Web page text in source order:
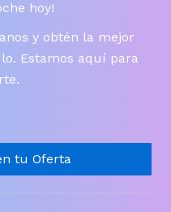
hoy!
y obtén la mejor
Estamos aquí para
tu Oferta